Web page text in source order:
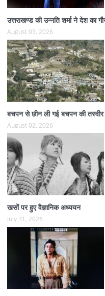
उत्तराखण्ड की उन्नति शर्मा ने देश का
August 03, 2026
बचपन से छीन ली गई बचपन की तस्वीर
August 02, 2026
खसों पर हुए वैज्ञानिक अध्ययन
July 31, 2026